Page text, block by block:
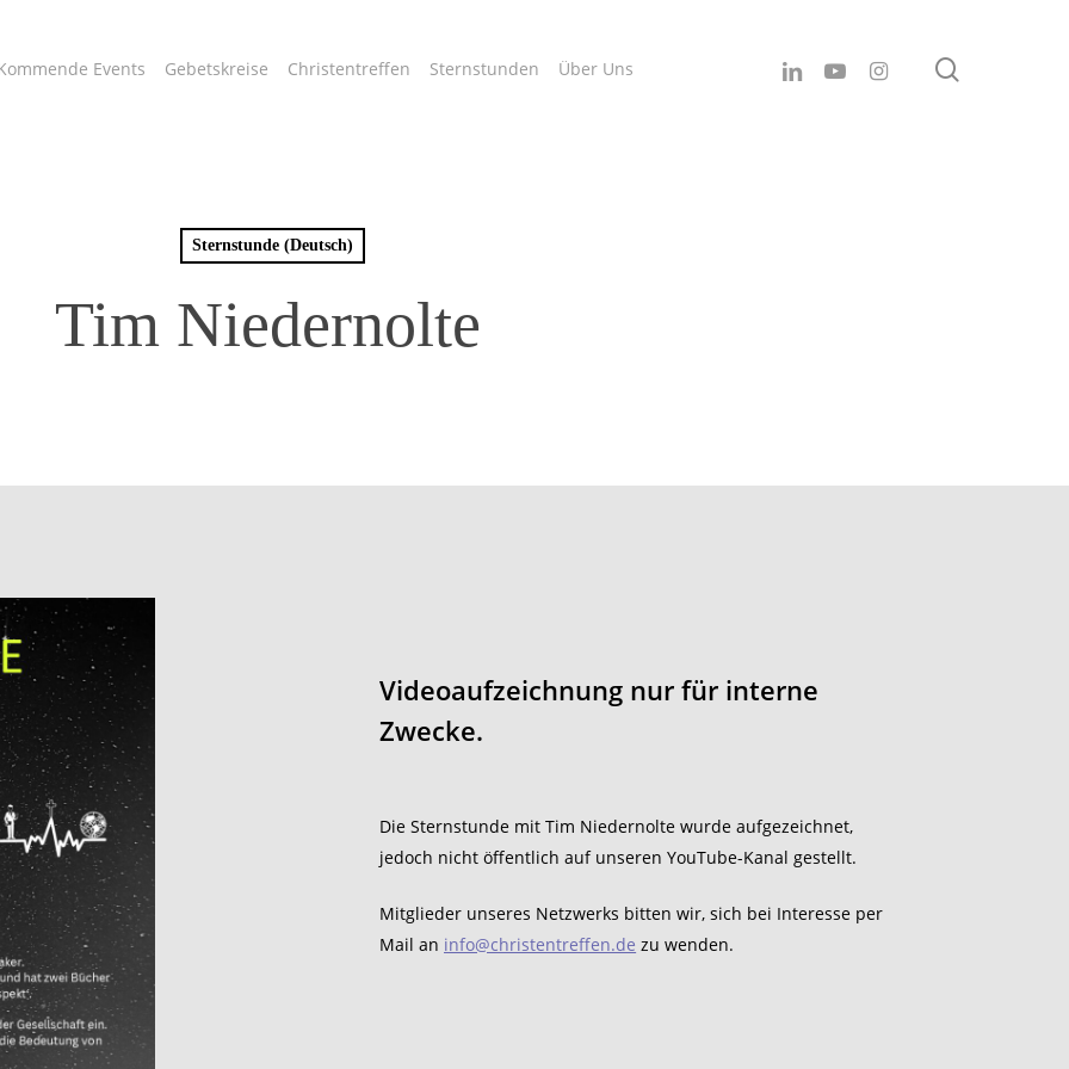
Events Gebetskreise Christentreffen Sternstunden Über Uns linkedinyoutubeinstagram
Sternstunde (Deutsch)
Tim Niedernolte
Videoaufzeichnung nur für interne
Zwecke.
Die Sternstunde mit Tim Niedernolte wurde aufgezeichnet,
jedoch nicht öffentlich auf unseren YouTube-Kanal gestellt.
Mitglieder unseres Netzwerks bitten wir, sich bei Interesse per
Mail an info@christentreffen.de zu wenden.